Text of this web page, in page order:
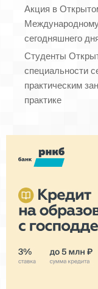
Акция в
сегодняшнего
Студенты
специальности
практическим
практике